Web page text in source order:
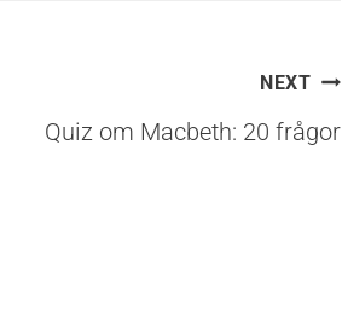
NEXT
Quiz om Macbeth: 20 frågor